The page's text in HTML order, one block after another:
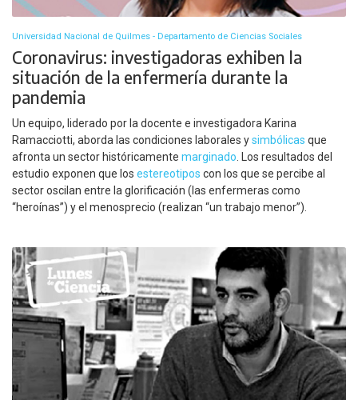
Universidad Nacional de Quilmes - Departamento de Ciencias Sociales
Coronavirus: investigadoras exhiben la
situación de la enfermería durante la
pandemia
Un equipo, liderado por la docente e investigadora Karina
Ramacciotti, aborda las condiciones laborales ysimbólicas que
afronta un sector históricamente marginado. Los resultados del
estudio exponen que los estereotipos con los que se percibe al
sector oscilan entre la glorificación (las enfermeras como
“heroínas”) y el menosprecio (realizan “un trabajo menor”).